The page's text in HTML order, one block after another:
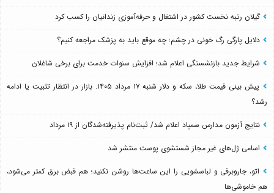
گیلان رتبه نخست کشور در اشتغال و حرفه‌آموزی زندانیان را کسب کرد
دلایل پارگی رگ خونی در چشم؛ چه موقع باید به پزشک مراجعه کنیم؟
شرایط جدید بازنشستگی اعلام شد؛ افزایش سنوات خدمت برای برخی شاغلان
پیش بینی قیمت طلا، سکه و دلار شنبه ۱۷ مرداد ۱۴۰۵. بازار در انتظار تثبیت یا ادامه
رشد؟
نتایج آزمون مدارس سمپاد اعلام شد/ ثبت‌نام پذیرفته‌شدگان از ۱۹ مرداد
اسامی ژل‌های غیر مجاز شستشوی پوست منتشر شد
اتو، جاروبرقی و لباسشویی را این ساعت‌ها روشن نکنید؛ هم قبض برق کمتر می‌شود،
هم خاموشی‌ها